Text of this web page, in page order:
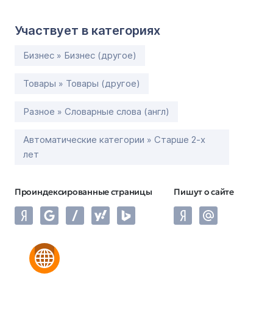
Участвует в категориях
Бизнес » Бизнес (другое)
Товары » Товары (другое)
Разное » Словарные слова (англ)
Автоматические категории » Старше 2-х
лет
Проиндексированные страницы Пишут о сайте